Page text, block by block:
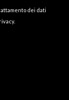
dei dati